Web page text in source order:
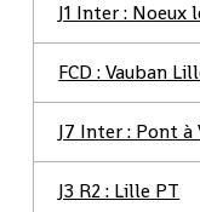
J1 Inter : Noeux
FCD : Vauban
J7 Inter : Pont à
J3 R2 : Lille PT